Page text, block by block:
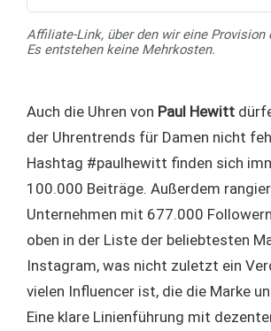
Affiliate-Link, über den wir eine Provision
Es entstehen keine Mehrkosten.
Auch die Uhren von Paul Hewitt
der Uhrentrends für Damen nicht
Hashtag #paulhewitt finden sich
100.000 Beiträge. Außerdem
Unternehmen mit 677.000
oben in der Liste der beliebtesten
Instagram, was nicht zuletzt ein
vielen Influencer ist, die die Marke
Eine klare Linienführung mit